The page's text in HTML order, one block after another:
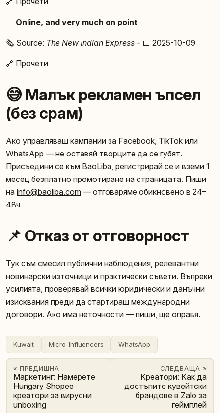
🔸 Online, and very much on point
🗞️ Source: The New Indian Express – 📅 2025-10-09
🔗 Прочети
😅 Малък рекламен ъпсел
(без срам)
Ако управляваш кампании за Facebook, TikTok или
WhatsApp — не оставяй творците да се губят.
Присъедини се към BaoLiba, регистрирай се и вземи 1
месец безплатно промотиране на страницата. Пиши
на info@baoliba.com — отговаряме обикновено в 24–
48ч.
📌 Отказ от отговорност
Тук съм смесил публични наблюдения, релевантни
новинарски източници и практически съвети. Въпреки
усилията, проверявай всички юридически и данъчни
изисквания преди да стартираш международни
договори. Ако има неточности — пиши, ще оправя.
Kuwait Micro-Influencers WhatsApp
« ПРЕДИШНА
Маркетинг: Намерете
Hungary Shopee
креатори за вирусни
unboxing
СЛЕДВАЩА »
Креатори: Как да
достъпите кувейтски
брандове в Zalo за
геймплей